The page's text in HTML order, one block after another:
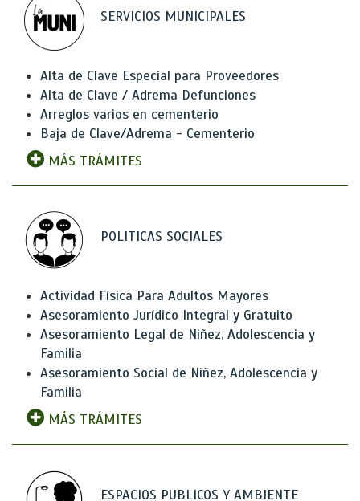
SERVICIOS MUNICIPALES
Alta de Clave Especial para Proveedores
Alta de Clave / Adrema Defunciones
Arreglos varios en cementerio
Baja de Clave/Adrema - Cementerio
MÁS TRÁMITES
POLITICAS SOCIALES
Actividad Física Para Adultos Mayores
Asesoramiento Jurídico Integral y Gratuito
Asesoramiento Legal de Niñez, Adolescencia y
Familia
Asesoramiento Social de Niñez, Adolescencia y
Familia
MÁS TRÁMITES
ESPACIOS PUBLICOS Y AMBIENTE